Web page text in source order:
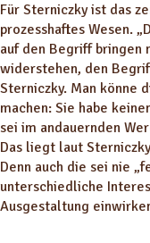
Für Sterniczky ist das
prozesshaftes Wesen.
auf den Begriff bringen
widerstehen, den
Sterniczky. Man könne
machen: Sie habe
sei im andauernden
Das liegt laut
Denn auch die sei nie
unterschiedliche
Ausgestaltung